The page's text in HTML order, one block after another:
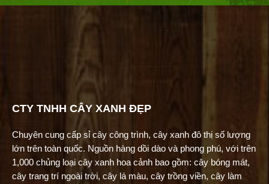
CTY TNHH CÂY XANH ĐẸP
Chuyên cung cấp sỉ cây công trình, cây xanh đô thị số lượng
lớn trên toàn quốc. Nguồn hàng dồi dào và phong phú, với trên
1,000 chủng loại cây xanh hoa cảnh bao gồm: cây bóng mát,
cây trang trí ngoài trời, cây lá màu, cây trồng viền, cây làm